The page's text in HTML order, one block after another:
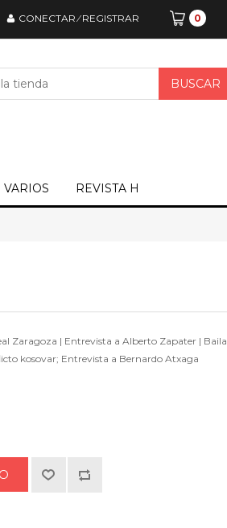
CONECTAR⁄REGISTRAR 0
VARIOS REVISTA H
Zaragoza | Entrevista a Alberto Zapater | Baila
kosovar; Entrevista a Bernardo Atxaga